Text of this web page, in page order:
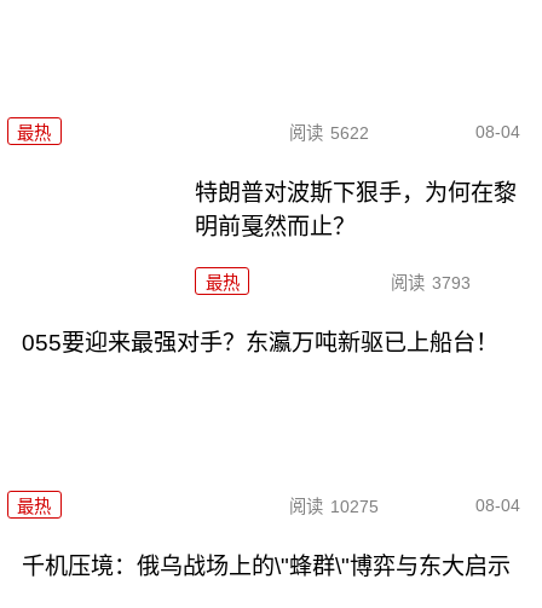
最热 阅读 5622 08-04
特朗普对波斯下狠手，为何在黎
明前戛然而止？
最热 阅读 3793
055要迎来最强对手？东瀛万吨新驱已上船台！
最热 阅读 10275 08-04
千机压境：俄乌战场上的\"蜂群\"博弈与东大启示